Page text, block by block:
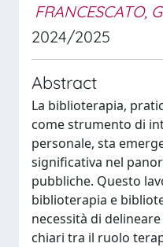
FRANCESCATO,
2024/2025
Abstract
La biblioterapia,
come strumento di
personale, sta
significativa nel
pubbliche. Questo
biblioterapia e
necessità di
chiari tra il ruolo